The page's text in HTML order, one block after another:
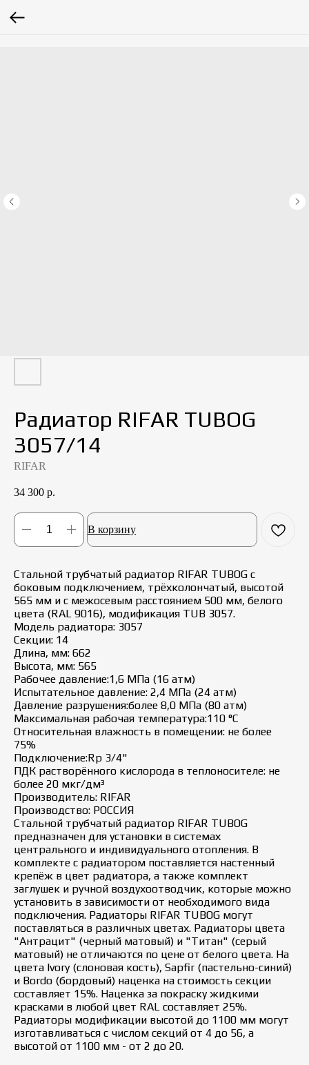
Радиатор RIFAR TUBOG
3057/14
RIFAR
34 300 р.
В корзину
Стальной трубчатый радиатор RIFAR TUBOG с
боковым подключением, трёхколончатый, высотой
565 мм и с межосевым расстоянием 500 мм, белого
цвета (RAL 9016), модификация TUB 3057.
Модель радиатора: 3057
Секции: 14
Длина, мм: 662
Высота, мм: 565
Рабочее давление:1,6 МПа (16 атм)
Испытательное давление: 2,4 МПа (24 атм)
Давление разрушения:более 8,0 МПа (80 атм)
Максимальная рабочая температура:110 °C
Относительная влажность в помещении: не более
75%
Подключение:Rp 3/4"
ПДК растворённого кислорода в теплоносителе: не
более 20 мкг/дм³
Производитель: RIFAR
Производство: РОССИЯ
Стальной трубчатый радиатор RIFAR TUBOG
предназначен для установки в системах
центрального и индивидуального отопления. В
комплекте с радиатором поставляется настенный
крепёж в цвет радиатора, а также комплект
заглушек и ручной воздухоотводчик, которые можно
установить в зависимости от необходимого вида
подключения. Радиаторы RIFAR TUBOG могут
поставляться в различных цветах. Радиаторы цвета
"Антрацит" (черный матовый) и "Титан" (серый
матовый) не отличаются по цене от белого цвета. На
цвета Ivory (слоновая кость), Sapfir (пастельно-синий)
и Bordo (бордовый) наценка на стоимость секции
составляет 15%. Наценка за покраску жидкими
красками в любой цвет RAL составляет 25%.
Радиаторы модификации высотой до 1100 мм могут
изготавливаться с числом секций от 4 до 56, а
высотой от 1100 мм - от 2 до 20.